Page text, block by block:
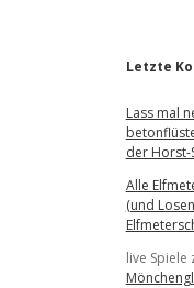
Letzte
Lass mal
der Horst-
Alle
(und
live Spiele